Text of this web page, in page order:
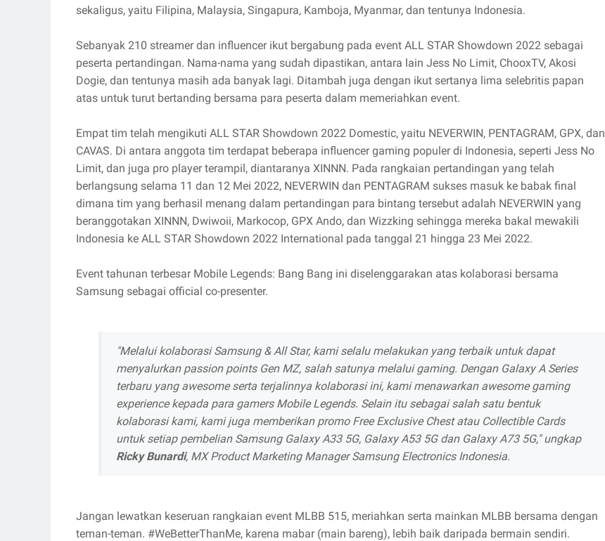
sekaligus, yaitu Filipina, Malaysia, Singapura, Kamboja, Myanmar, dan tentunya Indonesia.
Sebanyak 210 streamer dan influencer ikut bergabung pada event ALL STAR Showdown 2022 sebagai
peserta pertandingan. Nama-nama yang sudah dipastikan, antara lain Jess No Limit, ChooxTV, Akosi
Dogie, dan tentunya masih ada banyak lagi. Ditambah juga dengan ikut sertanya lima selebritis papan
atas untuk turut bertanding bersama para peserta dalam memeriahkan event.
Empat tim telah mengikuti ALL STAR Showdown 2022 Domestic, yaitu NEVERWIN, PENTAGRAM, GPX, dan
CAVAS. Di antara anggota tim terdapat beberapa influencer gaming populer di Indonesia, seperti Jess No
Limit, dan juga pro player terampil, diantaranya XINNN. Pada rangkaian pertandingan yang telah
berlangsung selama 11 dan 12 Mei 2022, NEVERWIN dan PENTAGRAM sukses masuk ke babak final
dimana tim yang berhasil menang dalam pertandingan para bintang tersebut adalah NEVERWIN yang
beranggotakan XINNN, Dwiwoii, Markocop, GPX Ando, dan Wizzking sehingga mereka bakal mewakili
Indonesia ke ALL STAR Showdown 2022 International pada tanggal 21 hingga 23 Mei 2022.
Event tahunan terbesar Mobile Legends: Bang Bang ini diselenggarakan atas kolaborasi bersama
Samsung sebagai official co-presenter.
"Melalui kolaborasi Samsung & All Star, kami selalu melakukan yang terbaik untuk dapat
menyalurkan passion points Gen MZ, salah satunya melalui gaming. Dengan Galaxy A Series
terbaru yang awesome serta terjalinnya kolaborasi ini, kami menawarkan awesome gaming
experience kepada para gamers Mobile Legends. Selain itu sebagai salah satu bentuk
kolaborasi kami, kami juga memberikan promo Free Exclusive Chest atau Collectible Cards
untuk setiap pembelian Samsung Galaxy A33 5G, Galaxy A53 5G dan Galaxy A73 5G," ungkap
Ricky Bunardi, MX Product Marketing Manager Samsung Electronics Indonesia.
Jangan lewatkan keseruan rangkaian event MLBB 515, meriahkan serta mainkan MLBB bersama dengan
teman-teman. #WeBetterThanMe, karena mabar (main bareng), lebih baik daripada bermain sendiri.